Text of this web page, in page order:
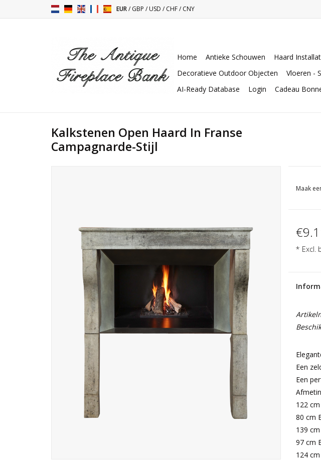
EUR/GBP /USD /CHF/CNY
Home Antieke Schouwen Haard
Decoratieve Outdoor Objecten
Vloeren -
AI-Ready Database
Login Cadeau
Kalkstenen Open Haard In Franse
Campagnarde-Stijl
Maak
* Excl.
Een
Een
122
80 cm
139
97 cm
124